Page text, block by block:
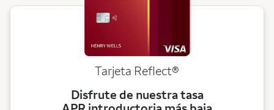
Tarjeta Reflect®
Disfrute de nuestra tasa